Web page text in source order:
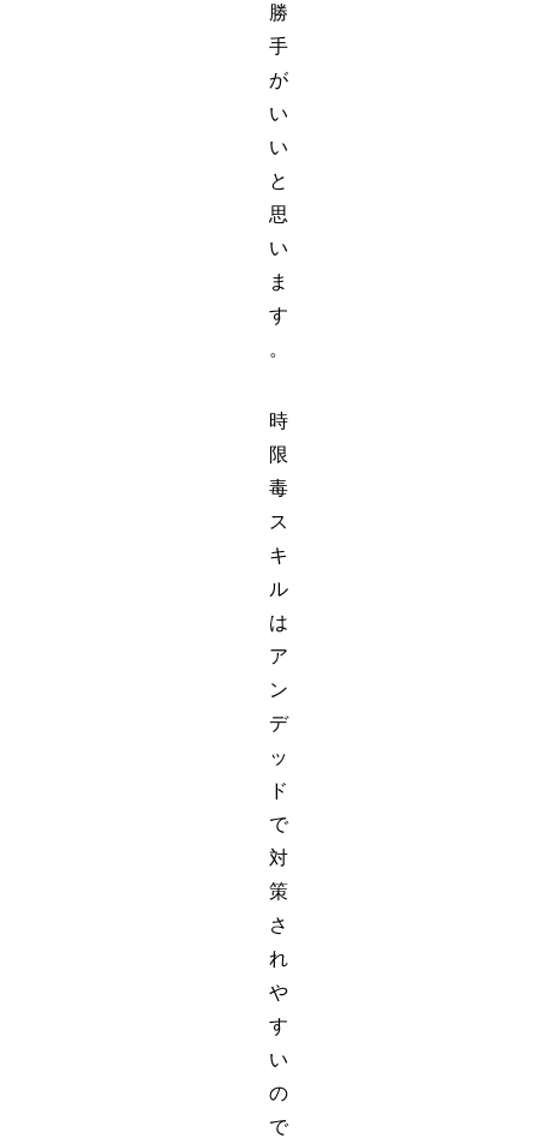
勝
手
が
い
い
と
思
い
ま
す
。
時
限
毒
ス
キ
ル
は
ア
ン
デ
ッ
ド
で
対
策
さ
れ
や
す
い
の
で